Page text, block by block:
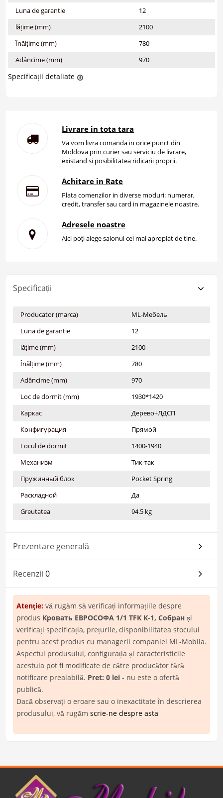
Luna de garantie
12
lățime (mm)
2100
Înălțime (mm)
780
Adâncime (mm)
970
Specificații detaliate
Livrare in tota tara
Va vom livra comanda in orice punct din
Moldova prin curier sau serviciu de livrare,
existand si posibilitatea ridicarii proprii.
Achitare in Rate
Plata comenzilor in diverse moduri: numerar,
credit, transfer sau card in magazinele noastre.
Adresele noastre
Aici poți alege salonul cel mai apropiat de tine.
Specificații
Producator (marca)
ML-Мебель
Luna de garantie
12
lățime (mm)
2100
Înălțime (mm)
780
Adâncime (mm)
970
Loc de dormit (mm)
1930*1420
Каркас
Дерево+ЛДСП
Конфигурация
Прямой
Locul de dormit
1400-1940
Механизм
Тик-так
Пружинный блок
Pocket Spring
Раскладной
Да
Greutatea
94.5 kg
Prezentare generală
Recenzii 0
Atenţie: vă rugăm să verificați informațiile despre
produs Кровать ЕВРОСОФА 1/1 TFK К-1, Собран și
verificați specificația, prețurile, disponibilitatea stocului
pentru acest produs cu managerii companiei ML-Mobila.
Aspectul produsului, configurația și caracteristicile
acestuia pot fi modificate de către producător fără
notificare prealabilă. Pret: 0 lei - nu este o ofertă
publică.
Dacă observați o eroare sau o inexactitate în descrierea
produsului, vă rugăm scrie-ne despre asta